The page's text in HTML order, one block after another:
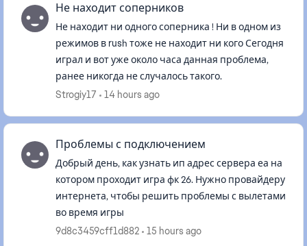
Не находит соперников
Не находит ни одного соперника ! Ни в одном из
режимов в rush тоже не находит ни кого Сегодня
играл и вот уже около часа данная проблема,
ранее никогда не случалось такого.
Strogiy17
14 hours ago
Проблемы с подключением
Добрый день, как узнать ип адрес сервера еа на
котором проходит игра фк 26. Нужно провайдеру
интернета, чтобы решить проблемы с вылетами
во время игры
9d8c3459cff1d882
15 hours ago